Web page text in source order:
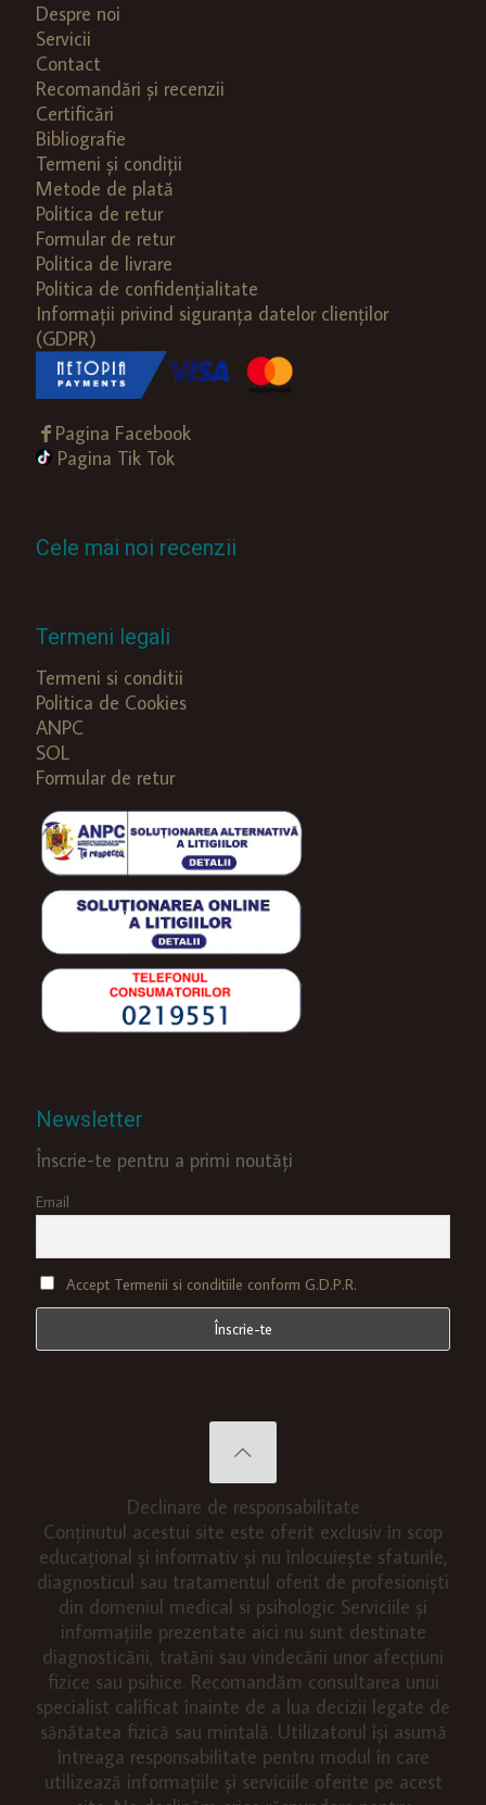
Despre noi
Servicii
Contact
Recomandări și recenzii
Certificări
Bibliografie
Termeni și condiții
Metode de plată
Politica de retur
Formular de retur
Politica de livrare
Politica de confidențialitate
Informații privind siguranța datelor clienților
(GDPR)
Pagina Facebook
Pagina Tik Tok
Cele mai noi recenzii
Termeni legali
Termeni si conditii
Politica de Cookies
ANPC
SOL
Formular de retur
Newsletter
Înscrie-te pentru a primi noutăți
Email
Accept Termenii si conditiile conform G.D.P.R.
Declinare de responsabilitate
Conținutul acestui site este oferit exclusiv în scop
educațional și informativ și nu înlocuiește sfaturile,
diagnosticul sau tratamentul oferit de profesioniști
din domeniul medical si psihologic Serviciile și
informațiile prezentate aici nu sunt destinate
diagnosticării, tratării sau vindecării unor afecțiuni
fizice sau psihice. Recomandăm consultarea unui
specialist calificat înainte de a lua decizii legate de
sănătatea fizică sau mintală. Utilizatorul își asumă
întreaga responsabilitate pentru modul în care
utilizează informațiile și serviciile oferite pe acest